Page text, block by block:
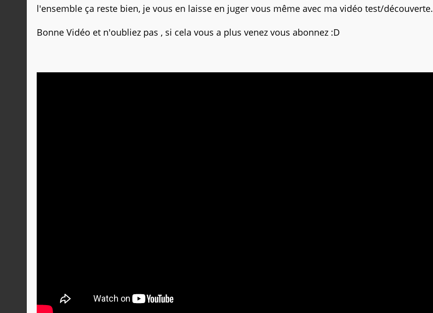
l'ensemble ça reste bien, je vous en laisse en juger vous même avec ma vidéo test/découverte.
Bonne Vidéo et n'oubliez pas , si cela vous a plus venez vous abonnez :D